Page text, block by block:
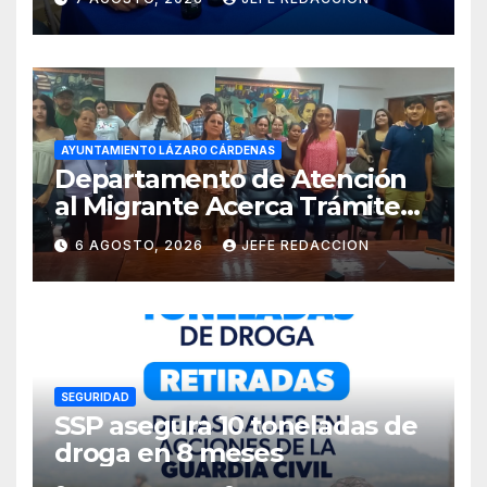
Costa de Michoacán 2026
AYUNTAMIENTO LÁZARO CÁRDENAS
Departamento de Atención
al Migrante Acerca Trámite
de Pasaportes
Estadounidenses a
Residentes de Lázaro
Cárdenas
6 AGOSTO, 2026 JEFE REDACCION
SEGURIDAD
SSP asegura 10 toneladas de
droga en 8 meses